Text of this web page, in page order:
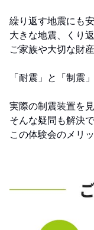
繰り返す地震にも
大きな地震、くり
ご家族や大切な財
「耐震」と「制震
実際の制震装置を見
そんな疑問も解決
この体験会のメリッ